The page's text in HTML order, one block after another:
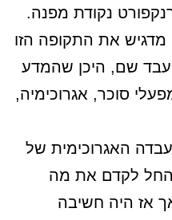
נקודת מפנה.
(ברימן מדגיש את התקופה הזו
עבד שם, היכן שהמדע
סוכר, אגרוכימיה,
האגרוכימית של
לקדם את מה
אז היה חשיבה